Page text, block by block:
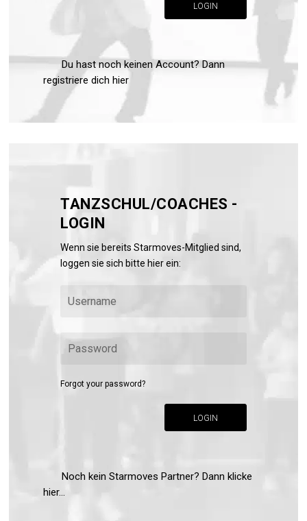
LOGIN
Du hast noch keinen Account? Dann
registriere dich hier
TANZSCHUL/COACHES -
LOGIN
Wenn sie bereits Starmoves-Mitglied sind,
loggen sie sich bitte hier ein:
Forgot your password?
LOGIN
Noch kein Starmoves Partner? Dann klicke
hier...